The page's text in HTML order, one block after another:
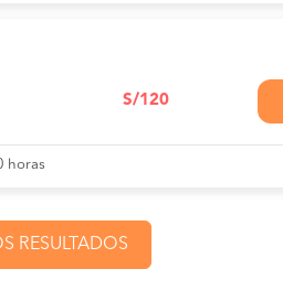
S/120
horas
RESULTADOS